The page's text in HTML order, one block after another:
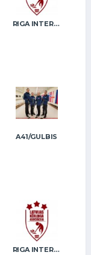
RIGA INTERNATIONAL CURLING CLUB / GRAY
A41/GULBIS
RIGA INTERNATIONAL CURLING CLUB / GRAY